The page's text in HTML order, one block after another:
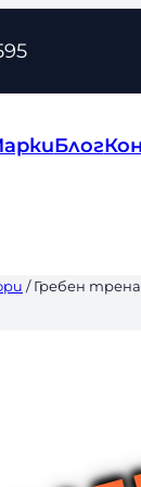
Блог
/ Гребен